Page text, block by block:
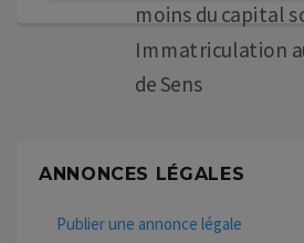
moins du capital
Immatriculation
de Sens
ANNONCES LÉGALES
Publier une annonce légale